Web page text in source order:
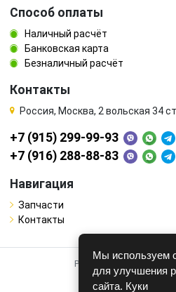
Способ оплаты
Наличный расчёт
Банковская карта
Безналичный расчёт
Контакты
Россия, Москва, 2 вольская 34
+7 (915) 299-99-93
+7 (916) 288-88-83
Навигация
Запчасти
Контакты
Работает на системе
CARRO.
Мы используем
для улучшения
сайта. Куки